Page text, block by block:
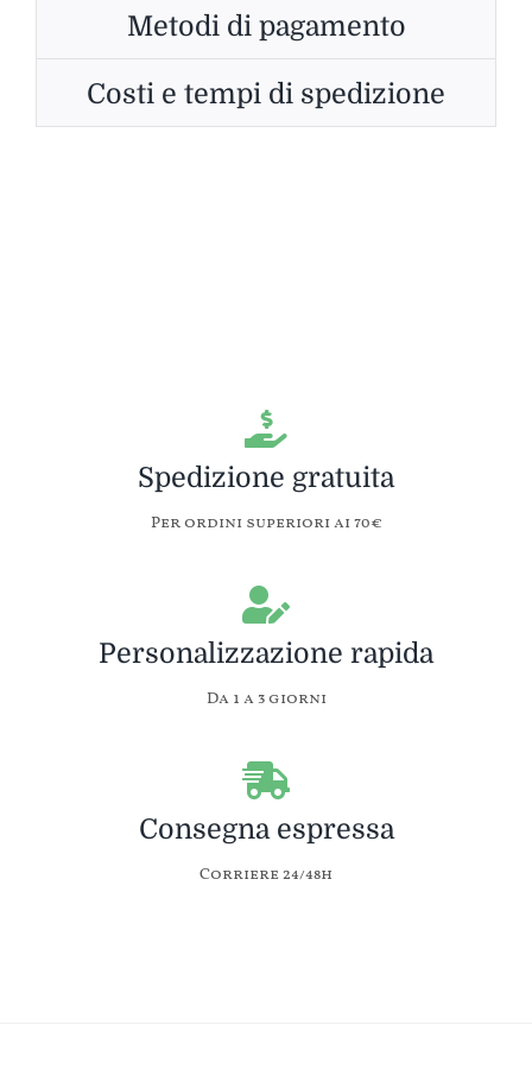
Metodi di pagamento
Costi e tempi di spedizione
Spedizione gratuita
Per ordini superiori ai 70€
Personalizzazione rapida
Da 1 a 3 giorni
Consegna espressa
Corriere 24/48h